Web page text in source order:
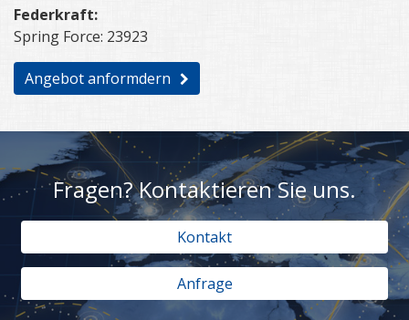
Federkraft:
Spring Force: 23923
Angebot anformdern
Fragen? Kontaktieren Sie uns.
Kontakt
Anfrage